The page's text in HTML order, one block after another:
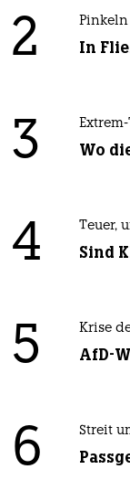
2 Pinkeln
In
3 Wo
4 Teuer,
Sind
5 Krise
AfD-
6 Streit